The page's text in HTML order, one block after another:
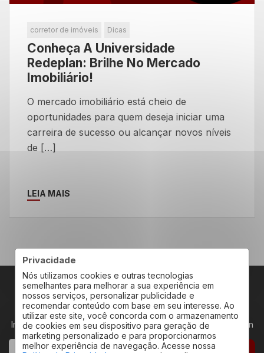
Privacidade
Nós utilizamos cookies e outras tecnologias
semelhantes para melhorar a sua experiência em
nossos serviços, personalizar publicidade e
recomendar conteúdo com base em seu interesse. Ao
utilizar este site, você concorda com o armazenamento
de cookies em seu dispositivo para geração de
marketing personalizado e para proporcionarmos
melhor experiência de navegação. Acesse nossa
corretor de imóveis Dicas
Conheça A Universidade
Redeplan: Brilhe No Mercado
Imobiliário!
O mercado imobiliário está cheio de
oportunidades para quem deseja iniciar uma
carreira de sucesso ou alcançar novos níveis
de […]
LEIA MAIS
RECEBA NOVIDADES
Insira seu email abaixo para receber novidades da Redeplan